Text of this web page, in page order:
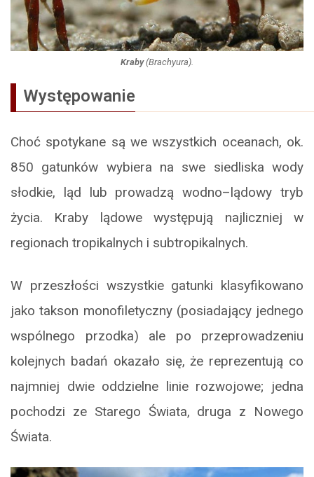
Kraby(Brachyura).
Występowanie
Choć spotykane są we wszystkich oceanach, ok.
850 gatunków wybiera na swe siedliska wody
słodkie, ląd lub prowadzą wodno–lądowy tryb
życia. Kraby lądowe występują najliczniej w
regionach tropikalnych i subtropikalnych.
W przeszłości wszystkie gatunki klasyfikowano
jako takson monofiletyczny (posiadający jednego
wspólnego przodka) ale po przeprowadzeniu
kolejnych badań okazało się, że reprezentują co
najmniej dwie oddzielne linie rozwojowe; jedna
pochodzi ze Starego Świata, druga z Nowego
Świata.